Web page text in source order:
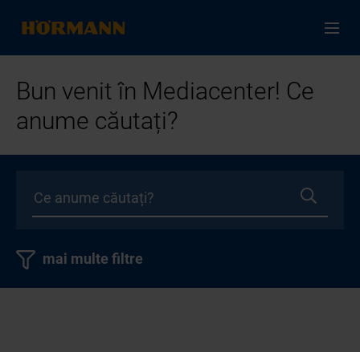
Bun venit în Mediacenter! Ce
anume căutați?
mai multe filtre